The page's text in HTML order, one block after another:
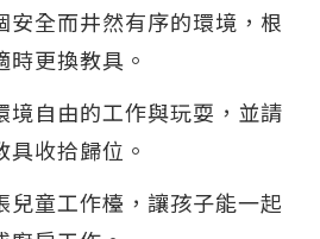
安全而井然有序的環境，根
時更換教具。
境自由的工作與玩耍，並請
具收拾歸位。
兒童工作檯，讓孩子能一起